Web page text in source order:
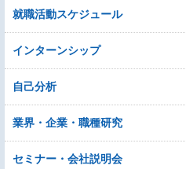
就職活動スケジュール
インターンシップ
自己分析
業界・企業・職種研究
セミナー・会社説明会